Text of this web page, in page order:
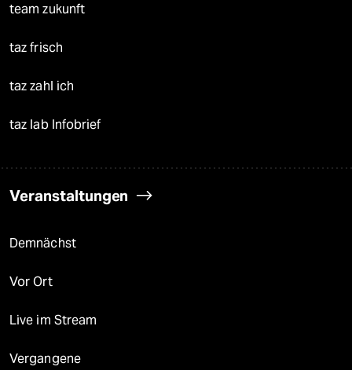
team zukunft
taz frisch
taz zahl ich
taz lab Infobrief
Veranstaltungen
Demnächst
Vor Ort
Live im Stream
Vergangene